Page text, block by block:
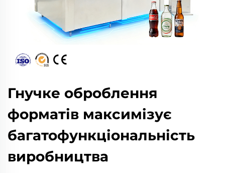
Гнучке оброблення
форматів максимізує
багатофункціональність
виробництва